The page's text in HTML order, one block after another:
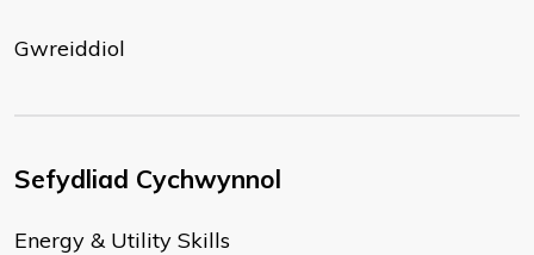
Gwreiddiol
Sefydliad Cychwynnol
Energy & Utility Skills